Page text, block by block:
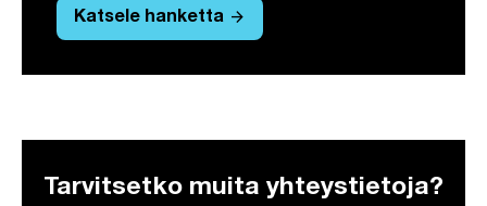
Katsele hanketta arrow_forward
Tarvitsetko muita yhteystietoja?